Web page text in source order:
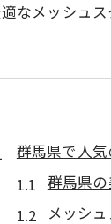
なメッシュス
群馬県で人
群馬県
メッシ